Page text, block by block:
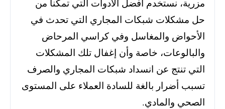
مزرية، نستخدم أفضل الأدوات التي تمكنا من
حل مشكلات شبكات المجاري التي تحدث في
الأحواض والمغاسل وفي كراسي المرحاض
والبالوعات، خاصة وأن إغفال تلك المشكلات
التي تنتج عن انسداد شبكات المجاري والصرف
تسبب أضرار بالغة للسادة العملاء على المستوى
الصحي والمادي.